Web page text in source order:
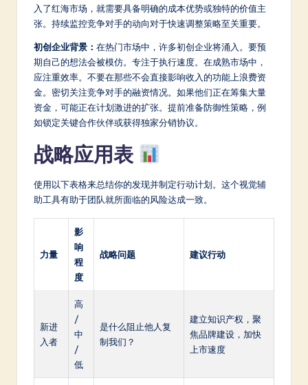
入了红海市场，就需要具备明确的成本优势或独特的价值主
张。持续监控竞争对手的动向对于快速调整策略至关重要。
初创企业背景： 在热门市场中，许多初创企业将涌入。要预
期自己的想法会被模仿。专注于执行速度。在成熟市场中，
应注重效率。不要在那些不会直接影响收入的功能上浪费资
金。密切关注竞争对手的融资情况。如果他们正在筹集大量
资金，可能正在计划激进的扩张。提前准备防御性策略，例
如锁定关键合作伙伴或获得独家分销协议。
战略应用表
使用以下表格来总结你的发现并制定行动计划。这个视觉辅
助工具有助于团队就所面临的风险达成一致。
力量
影
响
程
度
战略问题 建议行动
新进
入者
高
/
中
/
低
是什么阻止他人复
制我们？
建立知识产权，聚
焦品牌建设，加快
上市速度